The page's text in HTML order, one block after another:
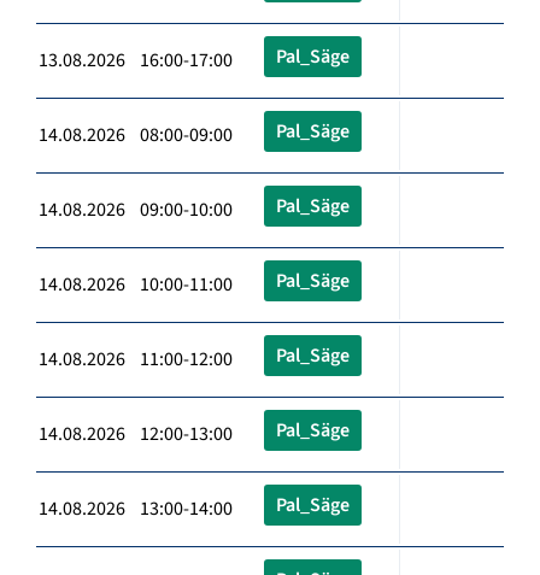
13.08.2026 16:00-17:00 Pal_Säge
14.08.2026 08:00-09:00 Pal_Säge
14.08.2026 09:00-10:00 Pal_Säge
14.08.2026 10:00-11:00 Pal_Säge
14.08.2026 11:00-12:00 Pal_Säge
14.08.2026 12:00-13:00 Pal_Säge
14.08.2026 13:00-14:00 Pal_Säge